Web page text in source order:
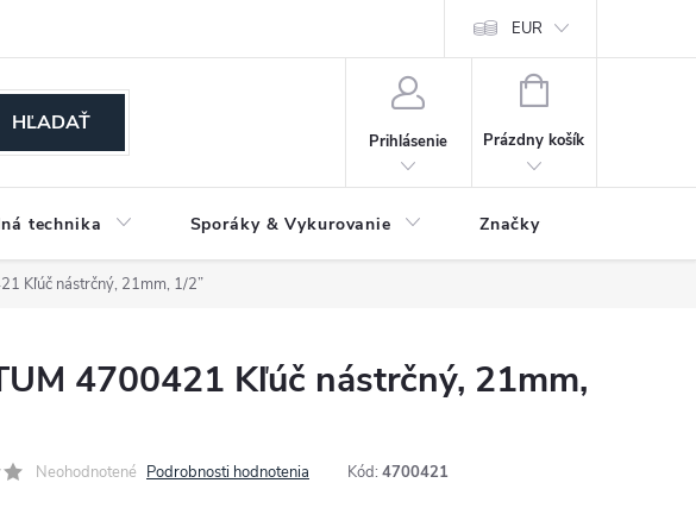
Reklamačný formulár
EUR
HĽADAŤ
Prihlásenie
NÁKUPNÝ
Prázdny košík
technika Sporáky & Vykurovanie Značky
Kľúč nástrčný, 21mm, 1/2”
4700421 Kľúč nástrčný, 21mm,
Neohodnotené Podrobnosti hodnotenia Kód: 4700421